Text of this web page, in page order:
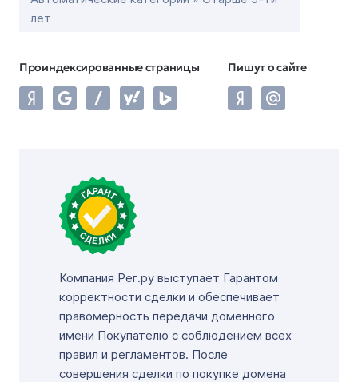
лет
Проиндексированные страницы Пишут о сайте
Компания Рег.ру выступает Гарантом
корректности сделки и обеспечивает
правомерность передачи доменного
имени Покупателю с соблюдением всех
правил и регламентов. После
совершения сделки по покупке домена